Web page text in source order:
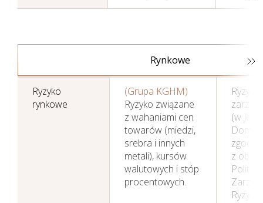
Rynkowe
Ryzyko
rynkowe
(Grupa KGHM)
Ryzyko związane
z wahaniami cen
towarów (miedzi,
srebra i innych
metali), kursów
walutowych i stóp
procentowych.
(w
z
Polityką